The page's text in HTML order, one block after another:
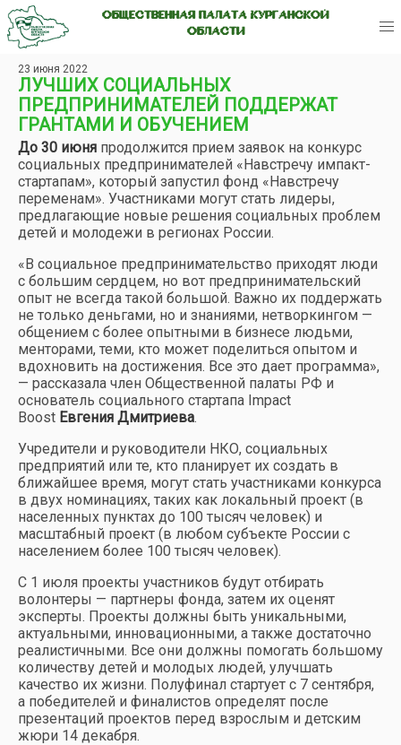
ОБЩЕСТВЕННАЯ ПАЛАТА КУРГАНСКОЙ
ОБЛАСТИ
23 июня 2022
ЛУЧШИХ СОЦИАЛЬНЫХ
ПРЕДПРИНИМАТЕЛЕЙ ПОДДЕРЖАТ
ГРАНТАМИ И ОБУЧЕНИЕМ
До 30 июня продолжится прием заявок на конкурс
социальных предпринимателей «Навстречу импакт-
стартапам», который запустил фонд «Навстречу
переменам». Участниками могут стать лидеры,
предлагающие новые решения социальных проблем
детей и молодежи в регионах России.
«В социальное предпринимательство приходят люди
с большим сердцем, но вот предпринимательский
опыт не всегда такой большой. Важно их поддержать
не только деньгами, но и знаниями, нетворкингом —
общением с более опытными в бизнесе людьми,
менторами, теми, кто может поделиться опытом и
вдохновить на достижения. Все это дает программа»,
— рассказала член Общественной палаты РФ и
основатель социального стартапа Impact
Boost Евгения Дмитриева.
Учредители и руководители НКО, социальных
предприятий или те, кто планирует их создать в
ближайшее время, могут стать участниками конкурса
в двух номинациях, таких как локальный проект (в
населенных пунктах до 100 тысяч человек) и
масштабный проект (в любом субъекте России с
населением более 100 тысяч человек).
С 1 июля проекты участников будут отбирать
волонтеры — партнеры фонда, затем их оценят
эксперты. Проекты должны быть уникальными,
актуальными, инновационными, а также достаточно
реалистичными. Все они должны помогать большому
количеству детей и молодых людей, улучшать
качество их жизни. Полуфинал стартует с 7 сентября,
а победителей и финалистов определят после
презентаций проектов перед взрослым и детским
жюри 14 декабря.